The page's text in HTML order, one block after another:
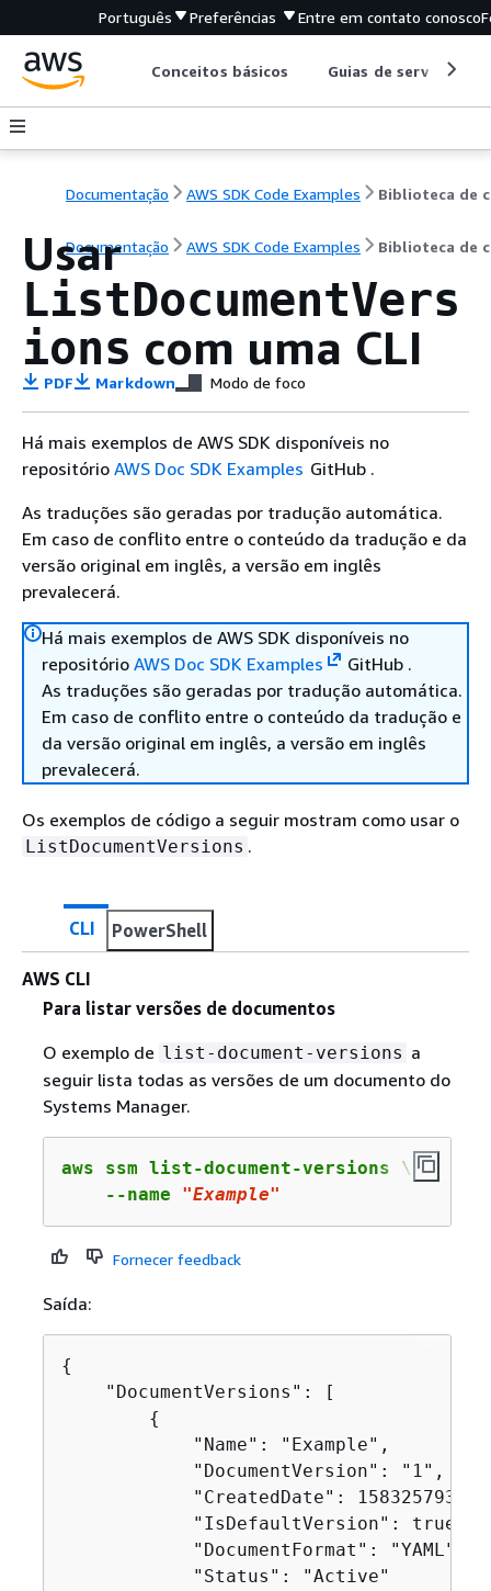
Português Preferências Entre em contato conosco
Conceitos básicos Guias de serviço
Documentação AWS SDK Code Examples
Documentação AWS SDK Code Examples Biblioteca de
Usar
ListDocumentVers
ions com uma CLI
PDF Markdown Modo de foco
Há mais exemplos de AWS SDK disponíveis no
repositório AWS Doc SDK Examples GitHub .
As traduções são geradas por tradução automática.
Em caso de conflito entre o conteúdo da tradução e da
versão original em inglês, a versão em inglês
prevalecerá.
Há mais exemplos de AWS SDK disponíveis no
repositório AWS Doc SDK Examples
GitHub .
As traduções são geradas por tradução automática.
Em caso de conflito entre o conteúdo da tradução e
da versão original em inglês, a versão em inglês
prevalecerá.
Os exemplos de código a seguir mostram como usar o
ListDocumentVersions .
CLI PowerShell
AWS CLI
Para listar versões de documentos
O exemplo de list-document-versions a
seguir lista todas as versões de um documento do
Systems Manager.
aws ssm list-document-versions \
    --name
"Example"
Fornecer feedback
Saída:
{
    "DocumentVersions": [
{
            "Name": "Example",
            "DocumentVersion": "1",
"CreatedDate":
            "IsDefaultVersion": true,
            "DocumentFormat": "YAML",
            "Status": "Active"